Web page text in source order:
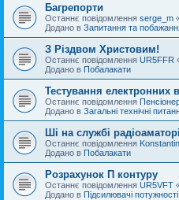
Багрепорти
Останнє повідомлення serge_m
Додано в Запитання та
З Різдвом Христовим!
Останнє повідомлення UR5FFR
Додано в Побалакати
Тестування електронних
Останнє повідомлення
Додано в Загальні технічні
Ші на службі
Останнє повідомлення
Додано в Побалакати
Розрахунок П контуру
Останнє повідомлення UR5VFT
Додано в Підсилювачі потужності